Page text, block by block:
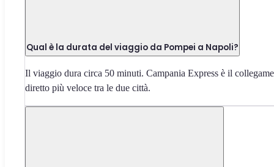
Qual è la durata del viaggio da Pompei a Napoli?
Il viaggio dura circa 50 minuti. Campania Express è il
diretto più veloce tra le due città.